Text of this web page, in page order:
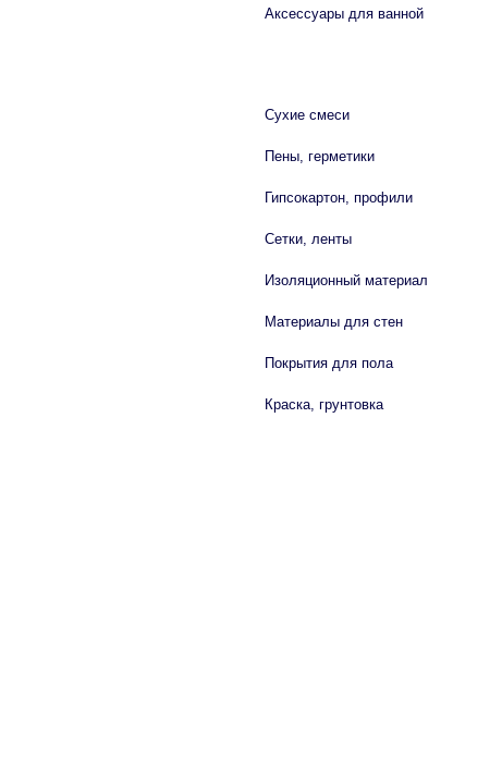
Аксессуары для ванной
Сухие смеси
Пены, герметики
Гипсокартон, профили
Сетки, ленты
Изоляционный материал
Материалы для стен
Покрытия для пола
Краска, грунтовка